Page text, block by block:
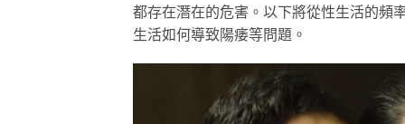
都存在潛在的危害。以下將從性生活的頻
生活如何導致陽痿等問題。